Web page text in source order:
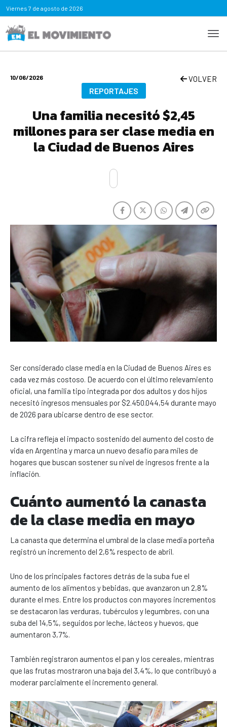
Viernes 7 de agosto de 2026
10/06/2026 VOLVER
REPORTAJES
Una familia necesitó $2,45
millones para ser clase media en
la Ciudad de Buenos Aires
Ser considerado clase media en la Ciudad de Buenos Aires es
cada vez más costoso. De acuerdo con el último relevamiento
oficial, una familia tipo integrada por dos adultos y dos hijos
necesitó ingresos mensuales por $2.450.044,54 durante mayo
de 2026 para ubicarse dentro de ese sector.
La cifra refleja el impacto sostenido del aumento del costo de
vida en Argentina y marca un nuevo desafío para miles de
hogares que buscan sostener su nivel de ingresos frente a la
inflación.
Cuánto aumentó la canasta
de la clase media en mayo
La canasta que determina el umbral de la clase media porteña
registró un incremento del 2,6% respecto de abril.
Uno de los principales factores detrás de la suba fue el
aumento de los alimentos y bebidas, que avanzaron un 2,8%
durante el mes. Entre los productos con mayores incrementos
se destacaron las verduras, tubérculos y legumbres, con una
suba del 14,5%, seguidos por leche, lácteos y huevos, que
aumentaron 3,7%.
También registraron aumentos el pan y los cereales, mientras
que las frutas mostraron una baja del 3,4%, lo que contribuyó a
moderar parcialmente el incremento general.